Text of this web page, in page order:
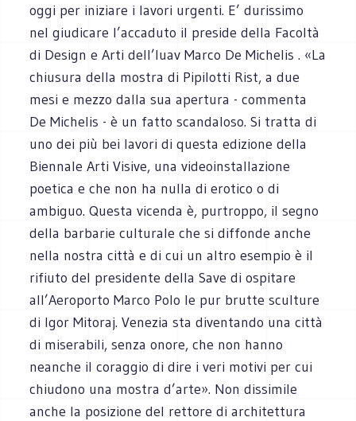
oggi per iniziare i lavori urgenti. E’ durissimo
nel giudicare l’accaduto il preside della Facoltà
di Design e Arti dell’Iuav Marco De Michelis . «La
chiusura della mostra di Pipilotti Rist, a due
mesi e mezzo dalla sua apertura - commenta
De Michelis - è un fatto scandaloso. Si tratta di
uno dei più bei lavori di questa edizione della
Biennale Arti Visive, una videoinstallazione
poetica e che non ha nulla di erotico o di
ambiguo. Questa vicenda è, purtroppo, il segno
della barbarie culturale che si diffonde anche
nella nostra città e di cui un altro esempio è il
rifiuto del presidente della Save di ospitare
all’Aeroporto Marco Polo le pur brutte sculture
di Igor Mitoraj. Venezia sta diventando una città
di miserabili, senza onore, che non hanno
neanche il coraggio di dire i veri motivi per cui
chiudono una mostra d’arte». Non dissimile
anche la posizione del rettore di architettura